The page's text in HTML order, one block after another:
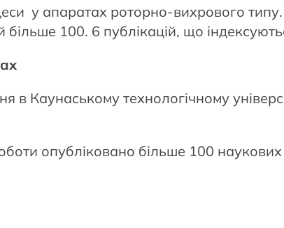
у апаратах роторно-вихрового типу.
більше 100. 6 публікацій, що
в Каунаському технологічному
опубліковано більше 100